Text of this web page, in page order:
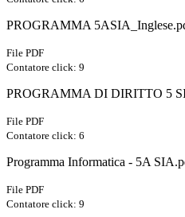
PROGRAMMA
File PDF
Contatore click: 9
PROGRAMMA DI DIRITTO 5
File PDF
Contatore click: 6
Programma Informatica - 5A
File PDF
Contatore click: 9